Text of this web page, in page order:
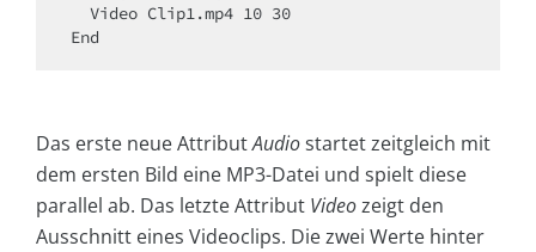
End
Das erste neue AttributAudiostartet zeitgleich mit
dem ersten Bild eine MP3-Datei und spielt diese
parallel ab. Das letzte Attribut Videozeigt den
Ausschnitt eines Videoclips. Die zwei Werte hinter